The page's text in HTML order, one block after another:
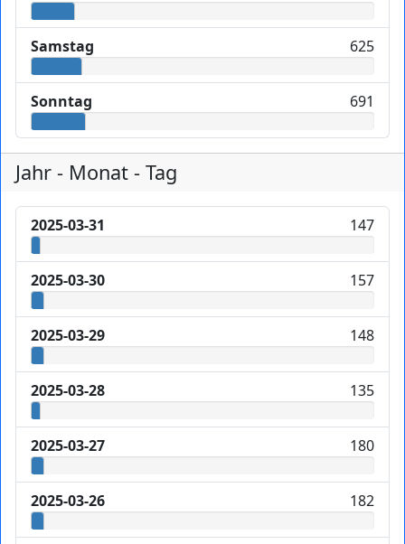
Samstag 625
Sonntag 691
Jahr - Monat - Tag
2025-03-31 147
2025-03-30 157
2025-03-29 148
2025-03-28 135
2025-03-27 180
2025-03-26 182